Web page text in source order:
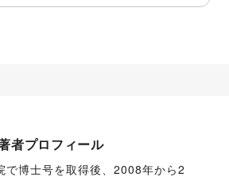
者プロフィール
で博士号を取得後、2008年から2